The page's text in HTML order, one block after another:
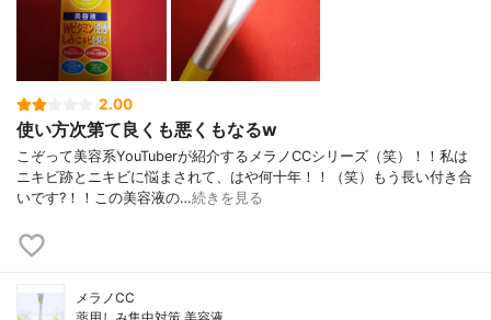
2.00
使い方次第て良くも悪くもなるw
こぞって美容系YouTuberが紹介するメラノCCシリーズ（笑）！！私は
ニキビ跡とニキビに悩まされて、はや何十年！！（笑）もう長い付き合
いです?！！この美容液の…続きを見る
メラノCC